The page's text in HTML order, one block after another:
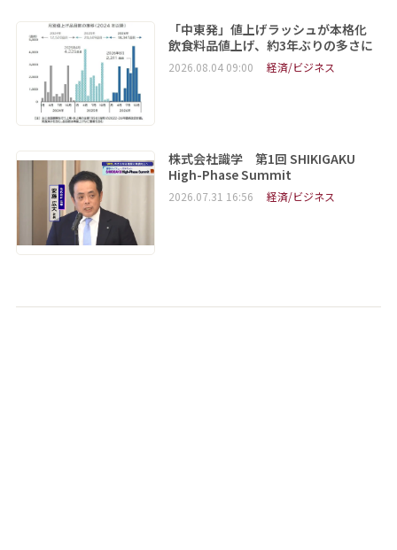
「中東発」値上げラッシュが本格化
飲食料品値上げ、約3年ぶりの多さに
2026.08.04 09:00 経済/ビジネス
株式会社識学 第1回 SHIKIGAKU
High-Phase Summit
2026.07.31 16:56 経済/ビジネス